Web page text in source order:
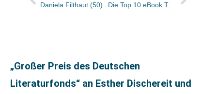
Daniela Filthaut (50)
Die Top 10 eBook Trend Charts für die KW 23
„Großer Preis des Deutschen
Literaturfonds“ an Esther Dischereit und